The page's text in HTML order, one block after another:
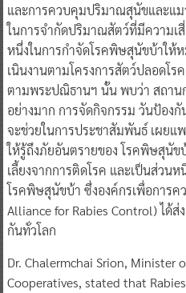
และการควบคุมปริมาณสุนัขและแม
ในการจํากัดปริมาณสัตว์ที่มีความเ
หนึ่งในการกําจัดโรคพิษสุนัขบ้าให้
เนินงานตามโครงการสัตว์ปลอดโ
ตามพระปณิธานฯ นั้น พบว่า สถาน
อย่างมาก การจัดกิจกรรม วันป้อง
จะช่วยในการประชาสัมพันธ์ เผยแ
ให้รู้ถึงภัยอันตรายของ โรคพิษสุนัข
เลี้ยงจากการติดโรค และเป็นส่วน
โรคพิษสุนัขบ้า ซึ่งองค์กรเพื่อการ
Alliance for Rabies Control) ได้
กันทั่วโลก
​Dr. Chalermchai Srion, Minister
Cooperatives, stated that